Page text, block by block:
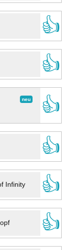
👍
👍
neu
👍
👍
Infinity
👍
👍